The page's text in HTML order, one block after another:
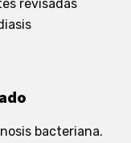
revisadas
bacteriana.